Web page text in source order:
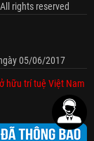
All rights reserved
05/06/2017
hữu trí tuệ Việt Nam